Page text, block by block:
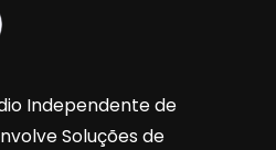
Independente de
Soluções de